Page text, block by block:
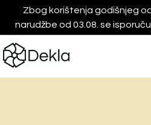
Zbog korištenja godišnjeg
narudžbe od 03.08. se